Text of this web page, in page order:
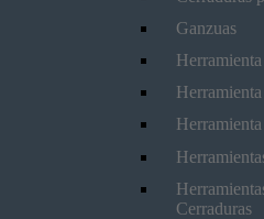
Ganzuas
Cerraduras